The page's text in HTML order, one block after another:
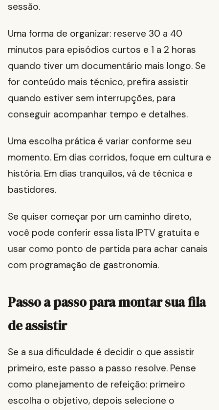
sessão.
Uma forma de organizar: reserve 30 a 40
minutos para episódios curtos e 1 a 2 horas
quando tiver um documentário mais longo. Se
for conteúdo mais técnico, prefira assistir
quando estiver sem interrupções, para
conseguir acompanhar tempo e detalhes.
Uma escolha prática é variar conforme seu
momento. Em dias corridos, foque em cultura e
história. Em dias tranquilos, vá de técnica e
bastidores.
Se quiser começar por um caminho direto,
você pode conferir essa lista IPTV gratuita e
usar como ponto de partida para achar canais
com programação de gastronomia.
Passo a passo para montar sua fila
de assistir
Se a sua dificuldade é decidir o que assistir
primeiro, este passo a passo resolve. Pense
como planejamento de refeição: primeiro
escolha o objetivo, depois selecione o